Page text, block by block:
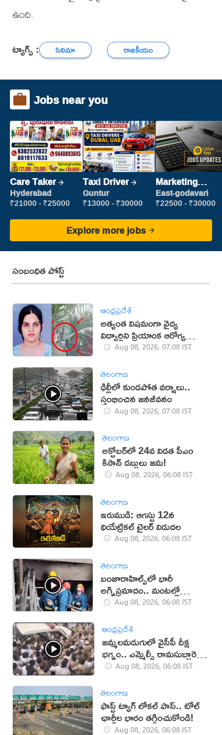
ఉంది.
ట్యాగ్స్ : సినిమా రాజకీయం
Jobs near you
Care Taker
Hyderabad
₹21000 - ₹25000
Taxi Driver
Guntur
₹13000 - ₹30000
Marketing
Executive
East-godavari
₹22500 - ₹30000
Explore more jobs
సంబంధిత పోస్ట్
ఆంధ్రప్రదేశ్
అత్యంత విషమంగా వైద్య
విద్యార్థిని ప్రియాంక ఆరోగ్య
పరిస్థితిAug 08, 2026, 07:08 IST
తెలంగాణ
ఢిల్లీలో కుండపోత వర్షాలు..
స్తంభించిన జనజీవనం
Aug 08, 2026, 07:08 IST
తెలంగాణ
అక్టోబర్‌లో 24వ విడత పీఎం
కిసాన్ డబ్బులు జమ!
Aug 08, 2026, 06:08 IST
తెలంగాణ
ఇరుముడి: ఆగస్టు 12న
థియేట్రికల్ ట్రైలర్ విడుదల
Aug 08, 2026, 06:08 IST
తెలంగాణ
బంజారాహిల్స్‌లో భారీ
అగ్నిప్రమాదం.. మంటల్లో
కాలిపోయిన మద్యం బాటిళ్లు
Aug 08, 2026, 06:08 IST
ఆంధ్రప్రదేశ్
జమ్మలమడుగులో వైసీపీ దీక్ష
భగ్నం.. ఎమ్మెల్సీ రామసుబ్బారెడ్డి
అరెస్ట్ (వీడియో)
Aug 08, 2026, 06:08 IST
తెలంగాణ
ఫాస్ట్ ట్యాగ్ లోకల్ పాస్.. టోల్
ఛార్జీల భారం తగ్గించుకోండి!
Aug 08, 2026, 06:08 IST